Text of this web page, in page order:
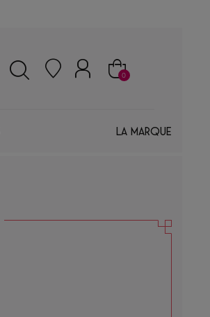
0
La marque